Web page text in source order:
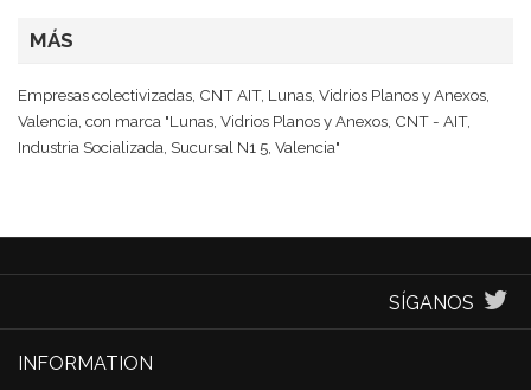
MÁS
Empresas colectivizadas, CNT AIT, Lunas, Vidrios Planos y Anexos,
Valencia, con marca "Lunas, Vidrios Planos y Anexos, CNT - AIT,
Industria Socializada, Sucursal N1 5, Valencia"
SÍGANOS
INFORMATION